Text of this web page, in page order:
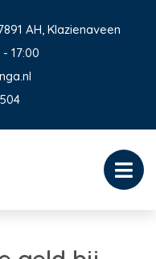
AH, Klazienaveen
17:00